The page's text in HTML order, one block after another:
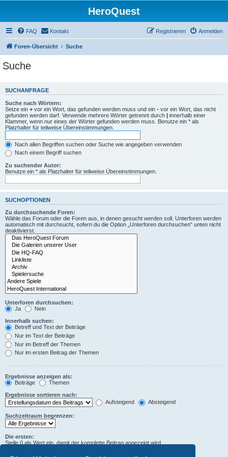
HeroQuest
FAQ Kontakt Anmelden
Registrieren
Foren-Übersicht Suche
Suche
SUCHANFRAGE
Suche nach Wörtern:
Setze ein + vor ein Wort, das gefunden werden muss und ein - vor ein Wort, das nicht
gefunden werden darf. Verwende mehrere Wörter getrennt durch | innerhalb einer
Klammer, wenn nur eines der Wörter gefunden werden muss. Benutze ein * als
Platzhalter für teilweise Übereinstimmungen.
Nach allen Begriffen suchen oder Suche wie angegeben verwenden
Nach einem Begriff suchen
Zu suchender Autor:
Benutze ein * als Platzhalter für teilweise Übereinstimmungen.
SUCHOPTIONEN
Zu durchsuchende Foren:
Wähle das Forum oder die Foren aus, in denen gesucht werden soll. Unterforen werden
automatisch mit durchsucht, sofern du die Option „Unterforen durchsuchen“ unten nicht
deaktivierst.
Unterforen durchsuchen:
Ja
Nein
Innerhalb suchen:
Betreff und Text der Beiträge
Nur im Text der Beiträge
Nur im Betreff der Themen
Nur im ersten Beitrag der Themen
Ergebnisse anzeigen als:
Beiträge
Themen
Ergebnisse sortieren nach:
Aufsteigend
Absteigend
Suchzeitraum begrenzen:
Die ersten:
Stelle 0 als Wert ein, damit der komplette Beitrag angezeigt wird.